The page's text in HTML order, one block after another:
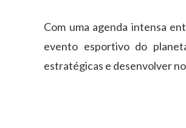
Com uma agenda intensa
evento esportivo do
estratégicas e desenvolver